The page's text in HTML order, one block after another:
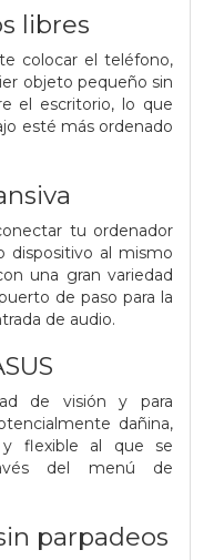
libres
colocar el teléfono,
objeto pequeño sin
el escritorio, lo que
esté más ordenado
tu ordenador
dispositivo al mismo
una gran variedad
de paso para la
de audio.
de visión y para
dañina,
flexible al que se
del menú de
parpadeos